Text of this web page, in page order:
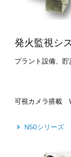
発火監視シ
プラント設備、
可視カメラ搭載
N50シリーズ